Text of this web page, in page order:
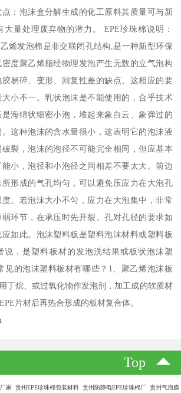
：泡沫盒分解生成的化工原料其质量可与新
量处理废弃物的潜力。 EPE珍珠棉说明：
烯发泡棉是非交联闭孔结构,是一种新型环保
度聚乙烯脂经物理发泡产生无数的立气泡构
易碎、变形、回复性差的缺点。这相应的要
小不一。乳状泡沫是不能使用的，合乎技术
海绵状细密小泡，堆起来象白云、象弹过的
这种泡沫的含水量很小，这表明它的泡沫液
裂，泡沫的泡径不可能完全相同，但应基本
小，泡径和小泡径之间相差不要太大。前边
形成的气孔均匀，可以避免压应力在大泡孔
。若泡沫大小不匀，应力在大泡集中，非常
环节，在承压时先开裂。孔对孔径的要求如
如此。泡沫塑料板是塑料泡沫材料或塑料板
说，是塑料板材的发泡洗结果或板状泡沫塑
见的泡沫塑料板材有哪些？1、聚乙烯泡沫板
丁烷、或过氧化物作发泡剂，加工成的软质材
片材后再热合形成的板材复合体。
Top
家 贵州EPE珍珠棉包装材料 贵州防静电EPE珍珠棉厂 贵州气泡膜